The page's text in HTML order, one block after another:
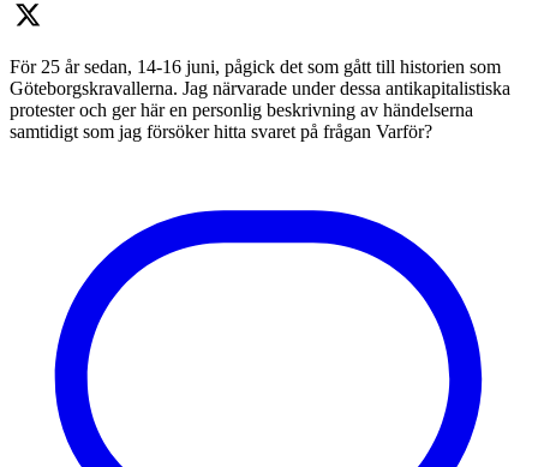
För 25 år sedan, 14-16 juni, pågick det som gått till historien som
Göteborgskravallerna. Jag närvarade under dessa antikapitalistiska
protester och ger här en personlig beskrivning av händelserna
samtidigt som jag försöker hitta svaret på frågan Varför?